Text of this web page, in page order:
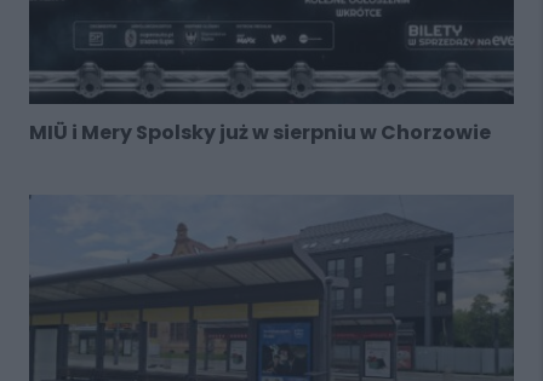
MIÜ i Mery Spolsky już w sierpniu w Chorzowie